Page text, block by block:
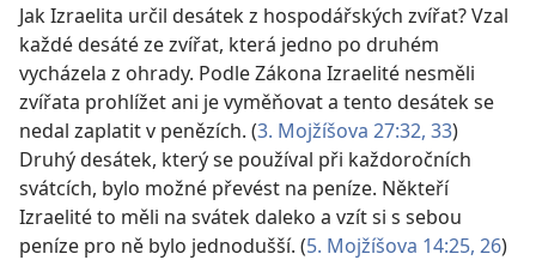
Jak Izraelita určil desátek z hospodářských zvířat? Vzal
každé desáté ze zvířat, která jedno po druhém
vycházela z ohrady. Podle Zákona Izraelité nesměli
zvířata prohlížet ani je vyměňovat a tento desátek se
nedal zaplatit v penězích. (3. Mojžíšova 27:32, 33)
Druhý desátek, který se používal při každoročních
svátcích, bylo možné převést na peníze. Někteří
Izraelité to měli na svátek daleko a vzít si s sebou
peníze pro ně bylo jednodušší. (5. Mojžíšova 14:25, 26)